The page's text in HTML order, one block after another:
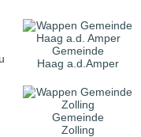
Gemeinde
Haag a.d.Amper
Gemeinde
Zolling